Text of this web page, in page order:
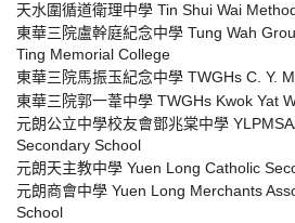
天水圍循道衛理中學 Tin Shui Wai
東華三院盧幹庭紀念中學 Tung Wah
Ting Memorial College
東華三院馬振玉紀念中學 TWGHs C. Y.
東華三院郭一葦中學 TWGHs Kwok Yat
元朗公立中學校友會鄧兆棠中學
Secondary School
元朗天主教中學 Yuen Long Catholic
元朗商會中學 Yuen Long Merchants
School